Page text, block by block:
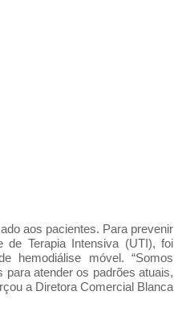
aos pacientes. Para prevenir
Terapia Intensiva (UTI), foi
hemodiálise móvel. “Somos
atender os padrões atuais,
a Diretora Comercial Blanca